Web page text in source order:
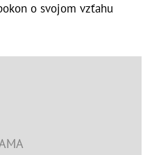
o svojom vzťahu